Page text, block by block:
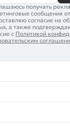
получать
сообщения
согласие на
а также
с Политикой